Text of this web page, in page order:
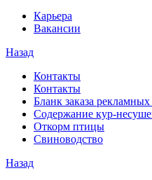
Карьера
Вакансии
Назад
Контакты
Контакты
Бланк заказа
Содержание кур-
Откорм птицы
Свиноводство
Назад